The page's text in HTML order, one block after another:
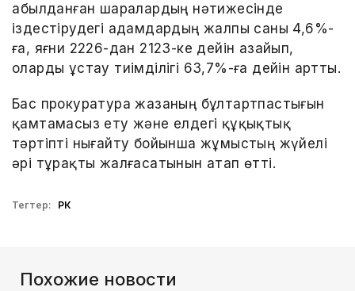
Қабылданған шаралардың нәтижесінде
іздестірудегі адамдардың жалпы саны 4,6%-
ға, яғни 2226-дан 2123-ке дейін азайып,
оларды ұстау тиімділігі 63,7%-ға дейін артты.
Бас прокуратура жазаның бұлтартпастығын
қамтамасыз ету және елдегі құқықтық
тәртіпті нығайту бойынша жұмыстың жүйелі
әрі тұрақты жалғасатынын атап өтті.
Тегтер: РК
Похожие новости